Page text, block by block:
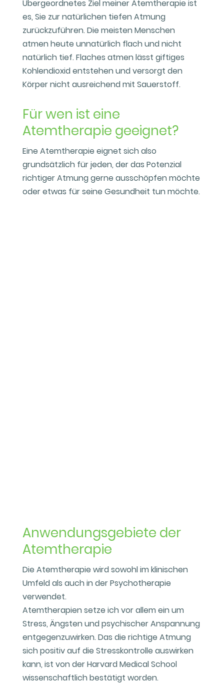
Übergeordnetes Ziel meiner Atemtherapie ist
es, Sie zur natürlichen tiefen Atmung
zurückzuführen. Die meisten Menschen
atmen heute unnatürlich flach und nicht
natürlich tief. Flaches atmen lässt giftiges
Kohlendioxid entstehen und versorgt den
Körper nicht ausreichend mit Sauerstoff.
Für wen ist eine
Atemtherapie geeignet?
Eine Atemtherapie eignet sich also
grundsätzlich für jeden, der das Potenzial
richtiger Atmung gerne ausschöpfen möchte
oder etwas für seine Gesundheit tun möchte.
Anwendungsgebiete der
Atemtherapie
Die Atemtherapie wird sowohl im klinischen
Umfeld als auch in der Psychotherapie
verwendet.
Atemtherapien setze ich vor allem ein um
Stress, Ängsten und psychischer Anspannung
entgegenzuwirken. Das die richtige Atmung
sich positiv auf die Stresskontrolle auswirken
kann, ist von der Harvard Medical School
wissenschaftlich bestätigt worden.